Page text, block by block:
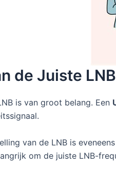
de Juiste
is van groot belang. Een
van de LNB is
om de juiste LNB-